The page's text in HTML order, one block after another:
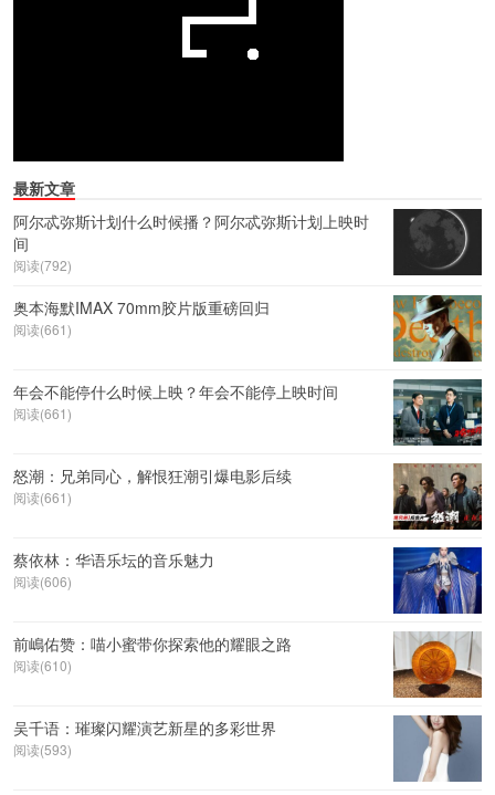
最新文章
阿尔忒弥斯计划什么时候播？阿尔忒弥斯计划上映时
间
阅读(792)
奥本海默IMAX 70mm胶片版重磅回归
阅读(661)
年会不能停什么时候上映？年会不能停上映时间
阅读(661)
怒潮：兄弟同心，解恨狂潮引爆电影后续
阅读(661)
蔡依林：华语乐坛的音乐魅力
阅读(606)
前嶋佑赞：喵小蜜带你探索他的耀眼之路
阅读(610)
吴千语：璀璨闪耀演艺新星的多彩世界
阅读(593)